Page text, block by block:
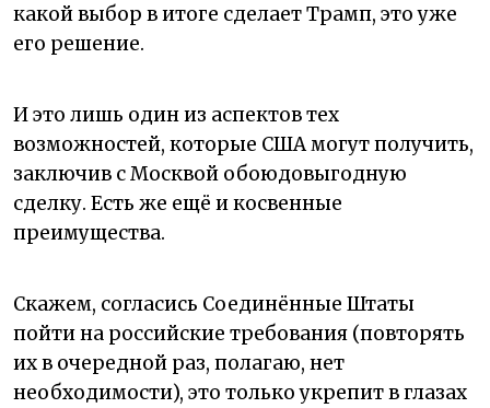
какой выбор в итоге сделает Трамп, это уже
его решение.
И это лишь один из аспектов тех
возможностей, которые США могут получить,
заключив с Москвой обоюдовыгодную
сделку. Есть же ещё и косвенные
преимущества.
Скажем, согласись Соединённые Штаты
пойти на российские требования (повторять
их в очередной раз, полагаю, нет
необходимости), это только укрепит в глазах